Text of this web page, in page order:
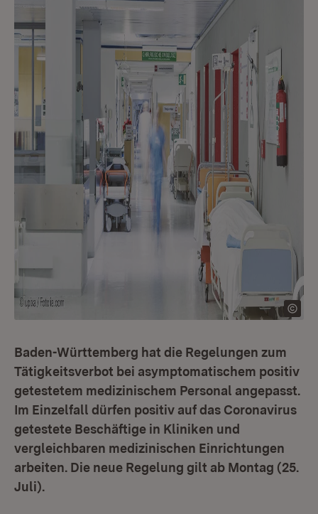
Baden-Württemberg hat die Regelungen zum
Tätigkeitsverbot bei asymptomatischem positiv
getestetem medizinischem Personal angepasst.
Im Einzelfall dürfen positiv auf das Coronavirus
getestete Beschäftige in Kliniken und
vergleichbaren medizinischen Einrichtungen
arbeiten. Die neue Regelung gilt ab Montag (25.
Juli).